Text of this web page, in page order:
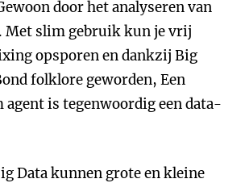
door het analyseren van
Met slim gebruik kun je vrij
opsporen en dankzij Big
folklore geworden, Een
agent is tegenwoordig een data-
Data kunnen grote en kleine